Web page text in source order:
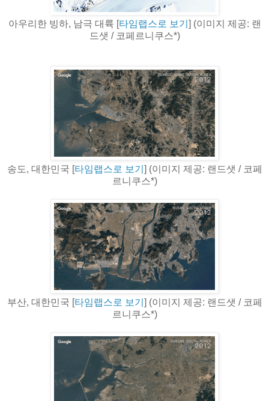
아우리한 빙하, 남극 대륙 [타임랩스로 보기 ] (이미지 제공: 랜
드샛 / 코페르니쿠스*)
송도, 대한민국 [타임랩스로 보기 ] (이미지 제공: 랜드샛 / 코페
르니쿠스*)
부산, 대한민국 [타임랩스로 보기 ] (이미지 제공: 랜드샛 / 코페
르니쿠스*)